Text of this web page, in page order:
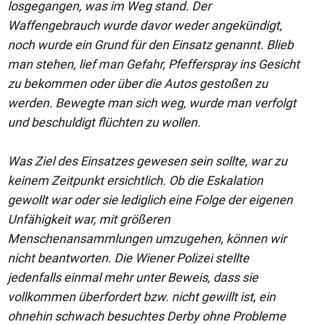
losgegangen, was im Weg stand. Der
Waffengebrauch wurde davor weder angekündigt,
noch wurde ein Grund für den Einsatz genannt. Blieb
man stehen, lief man Gefahr, Pfefferspray ins Gesicht
zu bekommen oder über die Autos gestoßen zu
werden. Bewegte man sich weg, wurde man verfolgt
und beschuldigt flüchten zu wollen.
Was Ziel des Einsatzes gewesen sein sollte, war zu
keinem Zeitpunkt ersichtlich. Ob die Eskalation
gewollt war oder sie lediglich eine Folge der eigenen
Unfähigkeit war, mit größeren
Menschenansammlungen umzugehen, können wir
nicht beantworten. Die Wiener Polizei stellte
jedenfalls einmal mehr unter Beweis, dass sie
vollkommen überfordert bzw. nicht gewillt ist, ein
ohnehin schwach besuchtes Derby ohne Probleme